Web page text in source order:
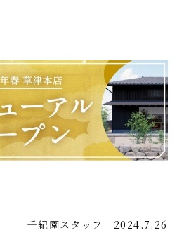
千紀園スタッフ 2024.7.26